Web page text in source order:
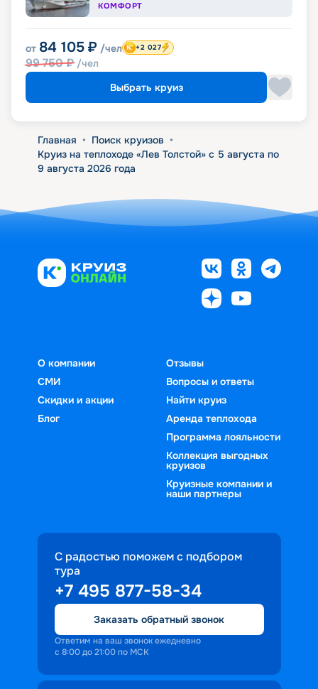
КОМФОРТ
от 84 105 ₽ /чел
99 750₽ /чел
+2 027
Выбрать круиз
Главная • Поиск круизов •
Круиз на теплоходе «Лев Толстой» с 5 августа по
9 августа 2026 года
О компании
СМИ
Скидки и акции
Блог
Отзывы
Вопросы и ответы
Найти круиз
Аренда теплохода
Программа лояльности
Коллекция выгодных
круизов
Круизные компании и
наши партнеры
С радостью поможем с подбором
тура
+7 495 877-58-34
Заказать обратный звонок
Ответим на ваш звонок ежедневно
с 8:00 до 21:00 по МСК